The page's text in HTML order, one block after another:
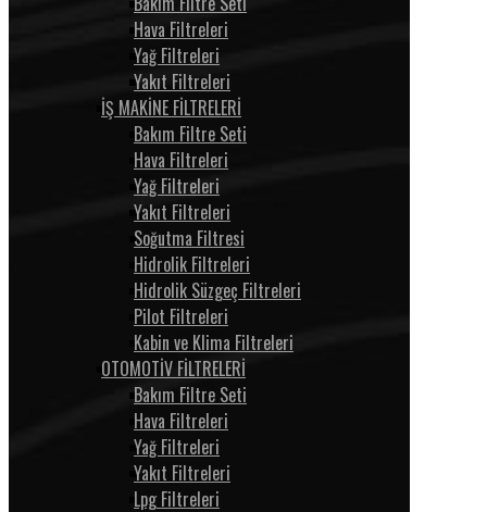
Hava Filtreleri
Yağ Filtreleri
Yakıt Filtreleri
İŞ MAKİNE FİLTRELERİ
Bakım Filtre Seti
Hava Filtreleri
Yağ Filtreleri
Yakıt Filtreleri
Soğutma Filtresi
Hidrolik Filtreleri
Hidrolik Süzgeç Filtreleri
Pilot Filtreleri
Kabin ve Klima Filtreleri
OTOMOTİV FİLTRELERİ
Bakım Filtre Seti
Hava Filtreleri
Yağ Filtreleri
Yakıt Filtreleri
Lpg Filtreleri